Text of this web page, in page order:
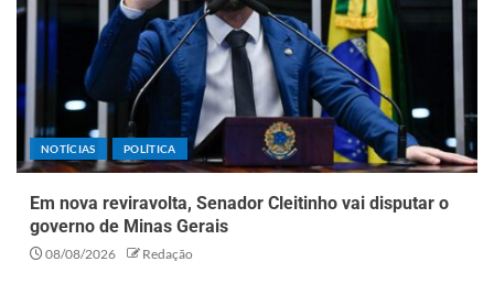
NOTÍCIAS POLÍTICA
Em nova reviravolta, Senador Cleitinho vai disputar o
governo de Minas Gerais
08/08/2026 Redação